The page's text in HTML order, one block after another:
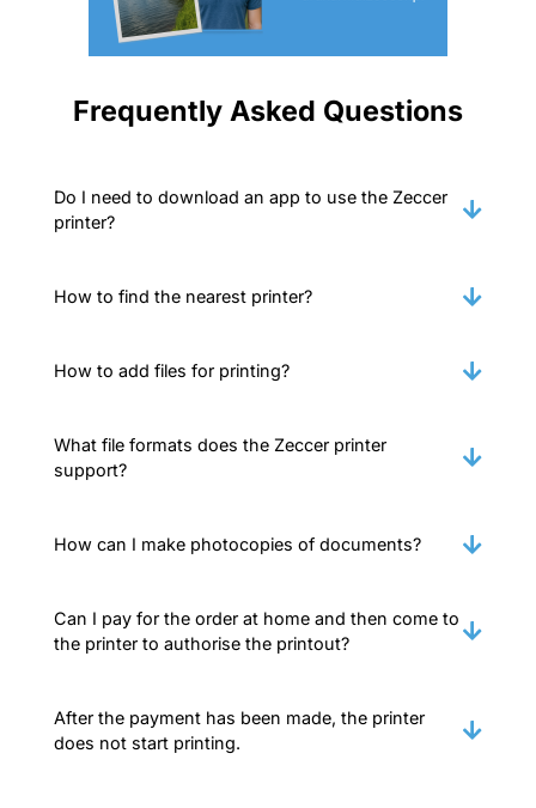
Frequently Asked Questions
Do I need to download an app to use the Zeccer
printer?
How to find the nearest printer?
How to add files for printing?
What file formats does the Zeccer printer
support?
How can I make photocopies of documents?
Can I pay for the order at home and then come to
the printer to authorise the printout?
After the payment has been made, the printer
does not start printing.